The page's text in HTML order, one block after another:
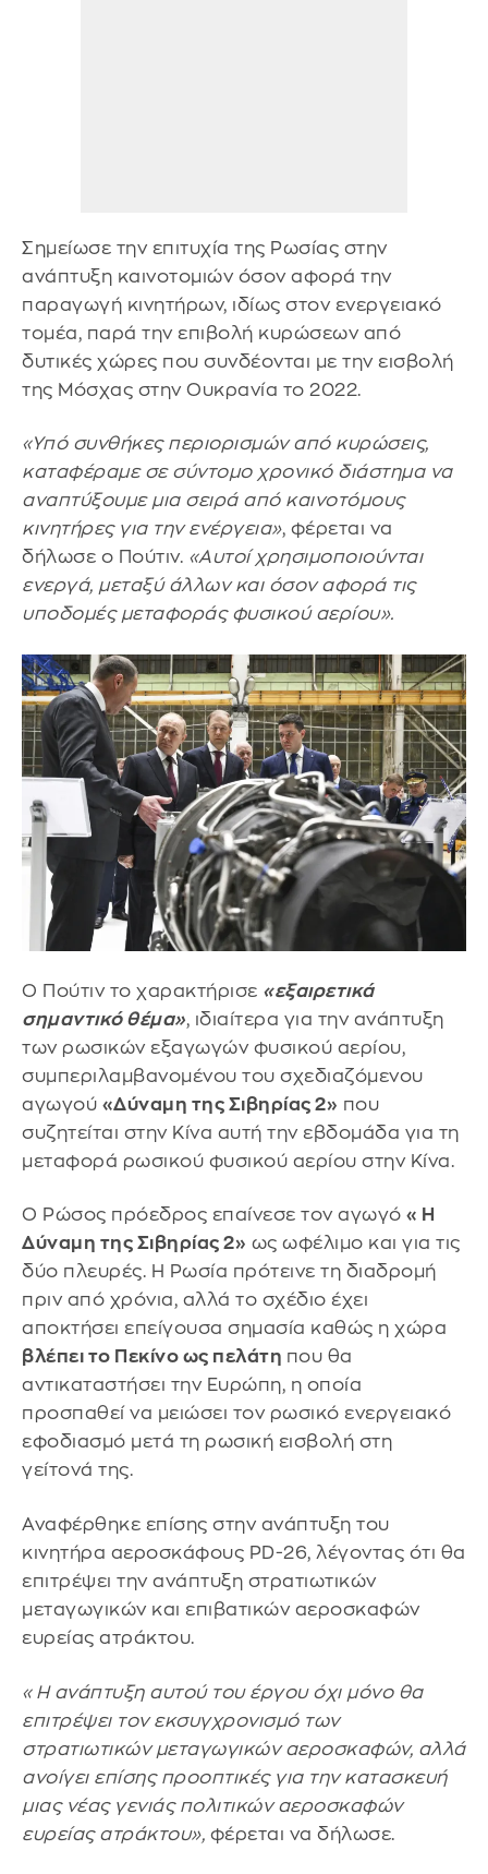
Σημείωσε την επιτυχία της Ρωσίας στην
ανάπτυξη καινοτομιών όσον αφορά την
παραγωγή κινητήρων, ιδίως στον ενεργειακό
τομέα, παρά την επιβολή κυρώσεων από
δυτικές χώρες που συνδέονται με την εισβολή
της Μόσχας στην Ουκρανία το 2022.
«Υπό συνθήκες περιορισμών από κυρώσεις,
καταφέραμε σε σύντομο χρονικό διάστημα να
αναπτύξουμε μια σειρά από καινοτόμους
κινητήρες για την ενέργεια», φέρεται να
δήλωσε ο Πούτιν. «Αυτοί χρησιμοποιούνται
ενεργά, μεταξύ άλλων και όσον αφορά τις
υποδομές μεταφοράς φυσικού αερίου».
Ο Πούτιν το χαρακτήρισε «εξαιρετικά
σημαντικό θέμα», ιδιαίτερα για την ανάπτυξη
των ρωσικών εξαγωγών φυσικού αερίου,
συμπεριλαμβανομένου του σχεδιαζόμενου
αγωγού «Δύναμη της Σιβηρίας 2» που
συζητείται στην Κίνα αυτή την εβδομάδα για τη
μεταφορά ρωσικού φυσικού αερίου στην Κίνα.
Ο Ρώσος πρόεδρος επαίνεσε τον αγωγό «Η
Δύναμη της Σιβηρίας 2» ως ωφέλιμο και για τις
δύο πλευρές. Η Ρωσία πρότεινε τη διαδρομή
πριν από χρόνια, αλλά το σχέδιο έχει
αποκτήσει επείγουσα σημασία καθώς η χώρα
βλέπει το Πεκίνο ως πελάτη που θα
αντικαταστήσει την Ευρώπη, η οποία
προσπαθεί να μειώσει τον ρωσικό ενεργειακό
εφοδιασμό μετά τη ρωσική εισβολή στη
γείτονά της.
Αναφέρθηκε επίσης στην ανάπτυξη του
κινητήρα αεροσκάφους PD-26, λέγοντας ότι θα
επιτρέψει την ανάπτυξη στρατιωτικών
μεταγωγικών και επιβατικών αεροσκαφών
ευρείας ατράκτου.
«Η ανάπτυξη αυτού του έργου όχι μόνο θα
επιτρέψει τον εκσυγχρονισμό των
στρατιωτικών μεταγωγικών αεροσκαφών, αλλά
ανοίγει επίσης προοπτικές για την κατασκευή
μιας νέας γενιάς πολιτικών αεροσκαφών
ευρείας ατράκτου», φέρεται να δήλωσε.